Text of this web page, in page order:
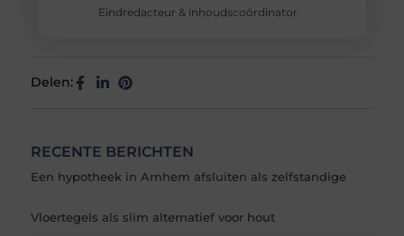
Eindredacteur & inhoudscoördinator
Delen:
RECENTE BERICHTEN
Een hypotheek in Arnhem afsluiten als zelfstandige
Vloertegels als slim alternatief voor hout